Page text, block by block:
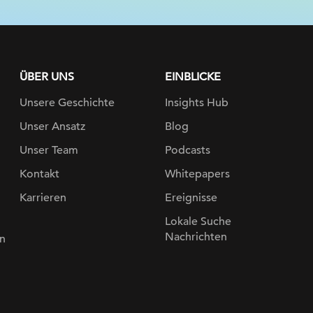
ÜBER UNS
Unsere Geschichte
Unser Ansatz
Unser Team
Kontakt
Karrieren
EINBLICKE
Insights Hub
Blog
Podcasts
Whitepapers
Ereignisse
Lokale Suche
Nachrichten